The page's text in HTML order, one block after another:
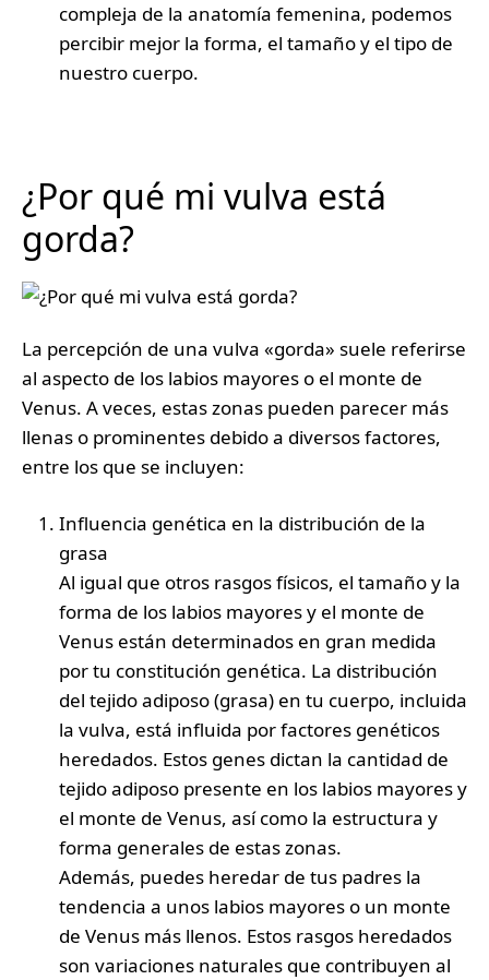
compleja de la anatomía femenina, podemos
percibir mejor la forma, el tamaño y el tipo de
nuestro cuerpo.
¿Por qué mi vulva está
gorda?
La percepción de una vulva «gorda» suele referirse
al aspecto de los labios mayores o el monte de
Venus. A veces, estas zonas pueden parecer más
llenas o prominentes debido a diversos factores,
entre los que se incluyen:
Influencia genética en la distribución de la
grasa
Al igual que otros rasgos físicos, el tamaño y la
forma de los labios mayores y el monte de
Venus están determinados en gran medida
por tu constitución genética. La distribución
del tejido adiposo (grasa) en tu cuerpo, incluida
la vulva, está influida por factores genéticos
heredados. Estos genes dictan la cantidad de
tejido adiposo presente en los labios mayores y
el monte de Venus, así como la estructura y
forma generales de estas zonas.
Además, puedes heredar de tus padres la
tendencia a unos labios mayores o un monte
de Venus más llenos. Estos rasgos heredados
son variaciones naturales que contribuyen al